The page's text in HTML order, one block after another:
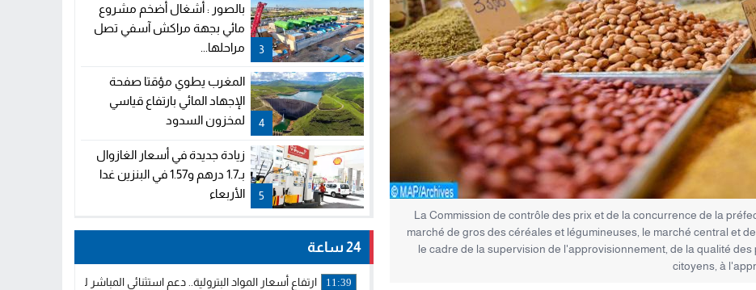
La Commission de contrôle des prix et de la concurrence de la
marché de gros des céréales et légumineuses, le marché central et
le cadre de la supervision de l'approvisionnement, de la qualité
citoyens, à
3
بالصور : أشغال أضخم مشروع
مائي بجهة مراكش آسفي تصل
مراحلها...
4
المغرب يطوي مؤقتا صفحة
الإجهاد المائي بارتفاع قياسي
لمخزون السدود
5
زيادة جديدة في أسعار الغازوال
بـ1.7 درهم و1.57 في البنزين غدا
الأربعاء
24 ساعة
11:39 ارتفاع أسعار المواد البترولية.. دعم استثنائي المباشر لمهنيي النقل